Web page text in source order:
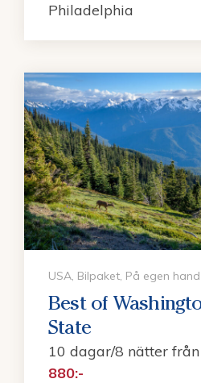
Philadelphia
USA, Bilpaket, På egen hand
Best of
State
10 dagar/8 nätter från
880:-